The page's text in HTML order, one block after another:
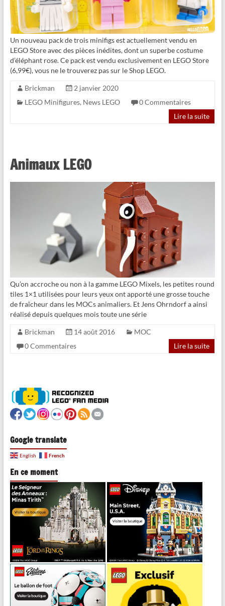
Un nouveau pack de trois minifigs est actuellement vendu en
LEGO Store avec des pièces inédites, dont un superbe costume
d’éléphant rose. Ce pack est vendu exclusivement en LEGO Store
(6,99€), vous ne le trouverez pas sur le Shop LEGO.
Brickman
2 janvier 2020
LEGO Minifigures, News LEGO
0 Commentaires
Lire la suite
Animaux LEGO
Qu’on accroche ou non à la gamme LEGO Mixels, les petites round
tiles 1×1 utilisées pour leurs yeux ont apporté une grosse touche
de fraîcheur dans les MOCs animaliers. Et Jens Ohrndorf a ainsi
réalisé depuis quelques mois toute une série
Brickman 14 août 2016
MOC
0 Commentaires
Lire la suite
Google translate
English French
En ce moment